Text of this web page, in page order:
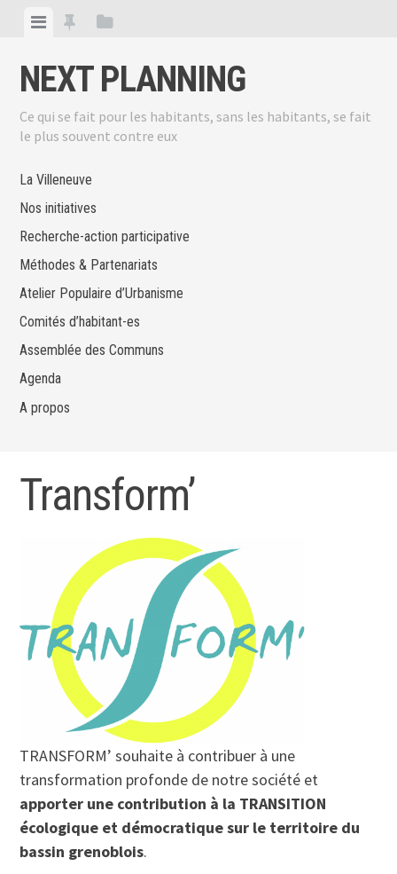
content
ViewView
posts
View
NEXT PLANNING
Ce qui se fait pour les habitants, sans les habitants, se fait
le plus souvent contre eux
La Villeneuve
Nos initiatives
Recherche-action participative
Méthodes & Partenariats
Atelier Populaire d’Urbanisme
Comités d’habitant-es
Assemblée des Communs
Agenda
A propos
Transform’
TRANSFORM’ souhaite à contribuer à une
transformation profonde de notre société et
apporter une contribution à la TRANSITION
écologique et démocratique sur le territoire du
bassin grenoblois.